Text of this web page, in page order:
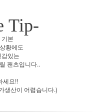
Tip-
본
황에도
있는
팬츠입니다..
세요!!
생산이 어렵습니다.)